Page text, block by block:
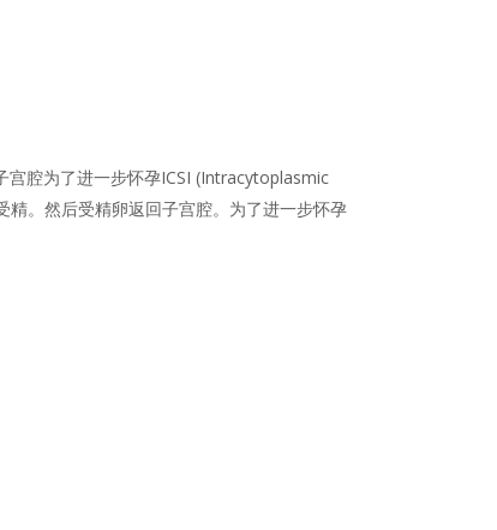
宫腔为了进一步怀孕ICSI (Intracytoplasmic
。然后受精卵返回子宫腔。为了进一步怀孕